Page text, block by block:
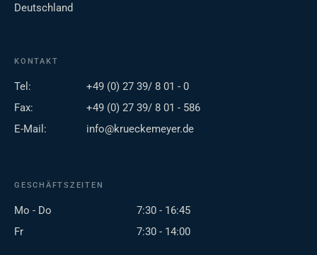
Deutschland
KONTAKT
Tel:
+49 (0) 27 39/ 8 01 - 0
Fax:
+49 (0) 27 39/ 8 01 - 586
E-Mail:
info@krueckemeyer.de
GESCHÄFTSZEITEN
Mo - Do
7:30 - 16:45
Fr
7:30 - 14:00